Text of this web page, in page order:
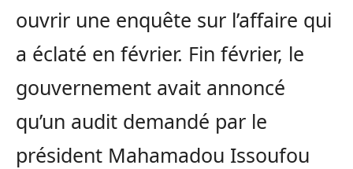
ouvrir une enquête sur l’affaire qui
a éclaté en février. Fin février, le
gouvernement avait annoncé
qu’un audit demandé par le
président Mahamadou Issoufou